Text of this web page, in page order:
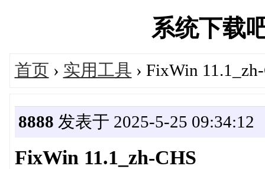
系统下载
首页 › 实用工具 › FixWin
8888 发表于 2025-5-25 09:34:12
FixWin 11.1_zh-CHS